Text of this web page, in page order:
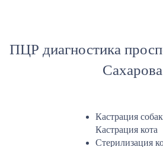
ПЦР диагностика
Сахарова
Кастрация собак
Кастрация кота
Стерилизация